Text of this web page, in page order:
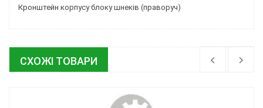
Кронштейн корпусу блоку шнеків (праворуч)
СХОЖІ ТОВАРИ